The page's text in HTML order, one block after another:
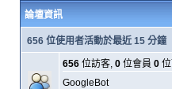
論壇資訊
656 位使用者活動於最近 15 分鐘
656位訪客, 0位會員 0位
GoogleBot